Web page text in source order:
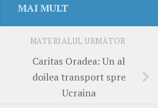
MAI MULT
MATERIALUL URMĂTOR
Caritas Oradea: Un al
doilea transport spre
Ucraina